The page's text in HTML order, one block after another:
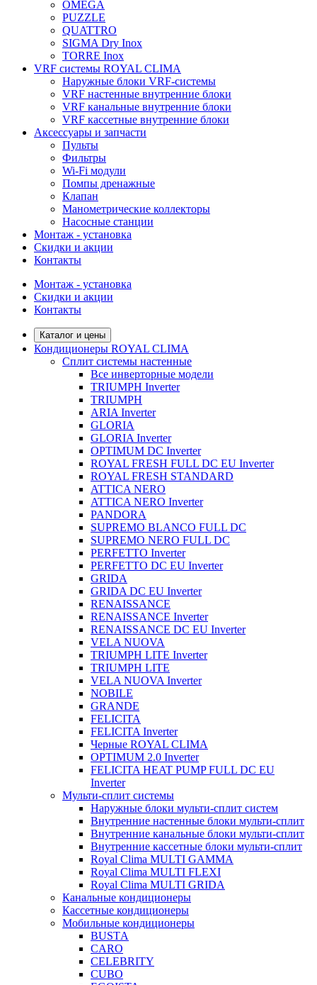
OMEGA
PUZZLE
QUATTRO
SIGMA Dry Inox
TORRE Inox
VRF системы ROYAL CLIMA
Наружные блоки VRF-системы
VRF настенные внутренние блоки
VRF канальные внутренние блоки
VRF кассетные внутренние блоки
Аксессуары и запчасти
Пульты
Фильтры
Wi-Fi модули
Помпы дренажные
Клапан
Манометрические коллекторы
Насосные станции
Монтаж - установка
Скидки и акции
Контакты
Монтаж - установка
Скидки и акции
Контакты
Каталог и цены
Кондиционеры ROYAL CLIMA
Сплит системы настенные
Все инверторные модели
TRIUMPH Inverter
TRIUMPH
ARIA Inverter
GLORIA
GLORIA Inverter
OPTIMUM DC Inverter
ROYAL FRESH FULL DC EU Inverter
ROYAL FRESH STANDARD
ATTICA NERO
ATTICA NERO Inverter
PANDORA
SUPREMO BLANCO FULL DC
SUPREMO NERO FULL DC
PERFETTO Inverter
PERFETTO DC EU Inverter
GRIDA
GRIDA DC EU Inverter
RENAISSANCE
RENAISSANCE Inverter
RENAISSANCE DC EU Inverter
VELA NUOVA
TRIUMPH LITE Inverter
TRIUMPH LITE
VELA NUOVA Inverter
NOBILE
GRANDE
FELICITA
FELICITA Inverter
Черные ROYAL CLIMA
OPTIMUM 2.0 Inverter
FELICITA HEAT PUMP FULL DC EU
Inverter
Мульти-сплит системы
Наружные блоки мульти-сплит систем
Внутренние настенные блоки мульти-сплит
Внутренние канальные блоки мульти-сплит
Внутренние кассетные блоки мульти-сплит
Royal Clima MULTI GAMMA
Royal Clima MULTI FLEXI
Royal Clima MULTI GRIDA
Канальные кондиционеры
Кассетные кондиционеры
Мобильные кондиционеры
BUSTА
CARO
CELEBRITY
CUBO